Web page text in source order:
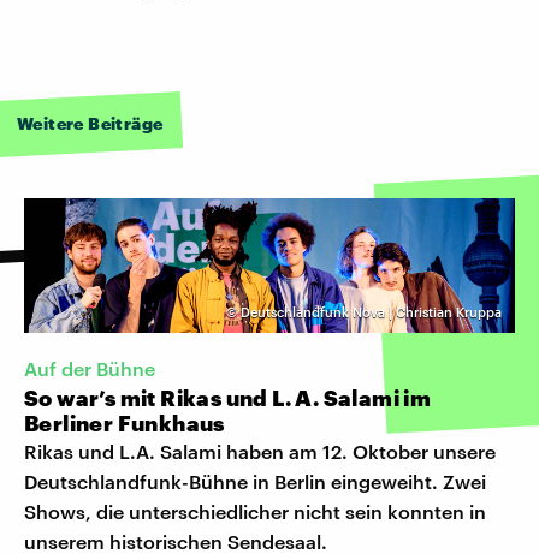
Weitere Beiträge
©Deutschlandfunk Nova | Christian Kruppa
Auf der Bühne
So war’s mit Rikas und L. A. Salami im
Berliner Funkhaus
Rikas und L.A. Salami haben am 12. Oktober unsere
Deutschlandfunk-Bühne in Berlin eingeweiht. Zwei
Shows, die unterschiedlicher nicht sein konnten in
unserem historischen Sendesaal.